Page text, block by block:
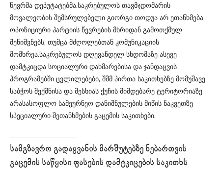
წევრმა დეპუტატებმა.საკრებულოს თავმჯდომარის
მოვალეობის შემსრულებელი გიორგი თოდუა არ ეთანხმება
ოპოზიციური პარტიის წევრების მხრიდან გამოთქმულ
შენიშვნებს, თუმცა მძღოლებთან კომუნიკაციის
მომხრეა.საკრებულოს დღევანდელ სხდომაზე ასევე
დამტკიცდა სოციალური დახმარებისა და ჯანდაცვის
პროგრამებში ცვლილებები, შშმ პირთა საკითხებზე მომუშავე
საბჭოს შექმნისა და მესხიას ქუჩის მიმდებარე ტერიტორიაზე
არასასოფლო სამეურნეო დანიშნულების მიწის ნაკვეთზე
სპეციალური შეთანხმების გაცემის საკითხები.
სამგზავრო გადაყვანის მარშუტებზე ნებართვის
გაცემის საწყისი ფასების დამტკიცების საკითხს